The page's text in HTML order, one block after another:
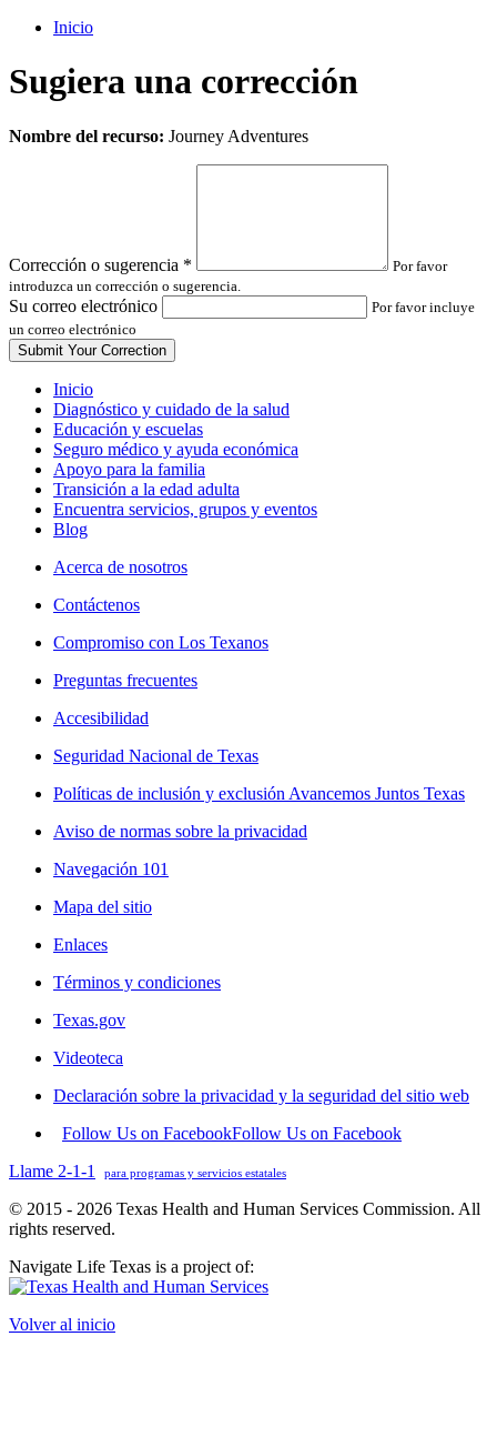
Inicio
Sugiera una corrección
Leave
Nombre del recurso: Journey Adventures
Corrección o sugerencia *
Por favor
introduzca un corrección o sugerencia.
Su correo electrónico
Por favor incluye
un correo electrónico
Inicio
Diagnóstico y cuidado de la salud
Educación y escuelas
Seguro médico y ayuda económica
Apoyo para la familia
Transición a la edad adulta
Encuentra servicios, grupos y eventos
Blog
Acerca de nosotros
Contáctenos
Compromiso con Los Texanos
Preguntas frecuentes
Accesibilidad
Seguridad Nacional de Texas
Políticas de inclusión y exclusión Avancemos Juntos Texas
Aviso de normas sobre la privacidad
Navegación 101
Mapa del sitio
Enlaces
Términos y condiciones
Texas.gov
Videoteca
Declaración sobre la privacidad y la seguridad del sitio web
Follow Us on FacebookFollow Us on Facebook
Llame 2-1-1
para programas y servicios estatales
© 2015 - 2026 Texas Health and Human Services Commission. All
rights reserved.
Navigate Life Texas is a project of:
Volver al inicio